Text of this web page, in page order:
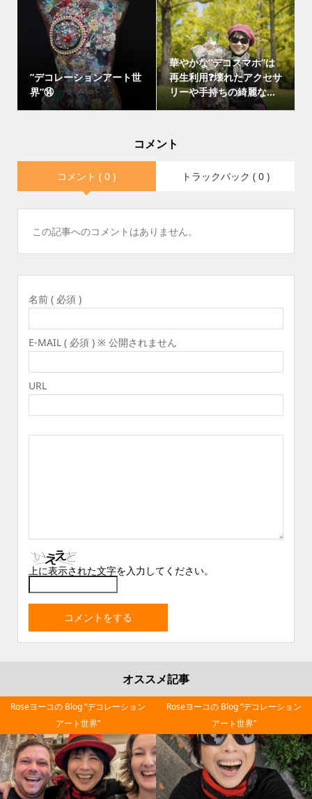
”デコレーションアート世
界”⑭
華やかな”デコスマホ”は
再生利用❓壊れたアクセサ
リーや手持ちの綺麗な...
コメント
コメント ( 0 ) トラックバック ( 0 )
この記事へのコメントはありません。
名前 ( 必須 )
E-MAIL ( 必須 ) ※ 公開されません
URL
上に表示された文字を入力してください。
オススメ記事
Roseヨーコの Blog “デコレーション
アート世界”
Roseヨーコの Blog “デコレーション
アート世界”